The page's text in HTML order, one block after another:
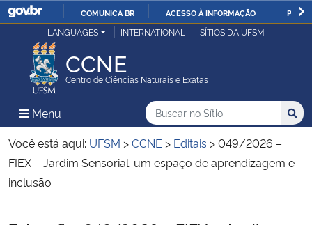
IR
COMUNICA BR ACESSO À INFORMAÇÃO
Ministério da Justiça e Segurança Pública
Ministério da Defesa
Ministério das Relações Exteriores
Ministério da Economia
LANGUAGES INTERNATIONAL SÍTIOS DA UFSM
CCNE
Centro de Ciências Naturais e Exatas
Menu Menu Principal do Sítio
Busca
Buscar no no Sítio
Busca:
Você está aqui: UFSM >CCNE > Editais >049/2026 –
FIEX – Jardim Sensorial: um espaço de aprendizagem e
inclusão